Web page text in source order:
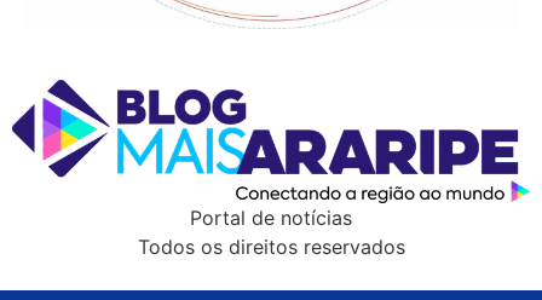
Portal de notícias
Todos os direitos reservados